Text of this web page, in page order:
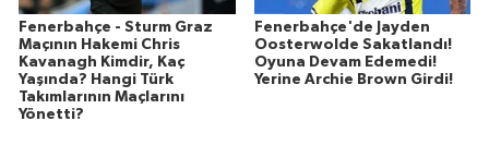
Fenerbahçe - Sturm Graz
Maçının Hakemi Chris
Kavanagh Kimdir, Kaç
Yaşında? Hangi Türk
Takımlarının Maçlarını
Yönetti?
Fenerbahçe'de Jayden
Oosterwolde Sakatlandı!
Oyuna Devam Edemedi!
Yerine Archie Brown Girdi!